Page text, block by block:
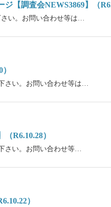
【調査会NEWS3869】（
さい。お問い合わせ等は…
さい。お問い合わせ等は…
R6.10.28）
さい。お問い合わせ等…
）